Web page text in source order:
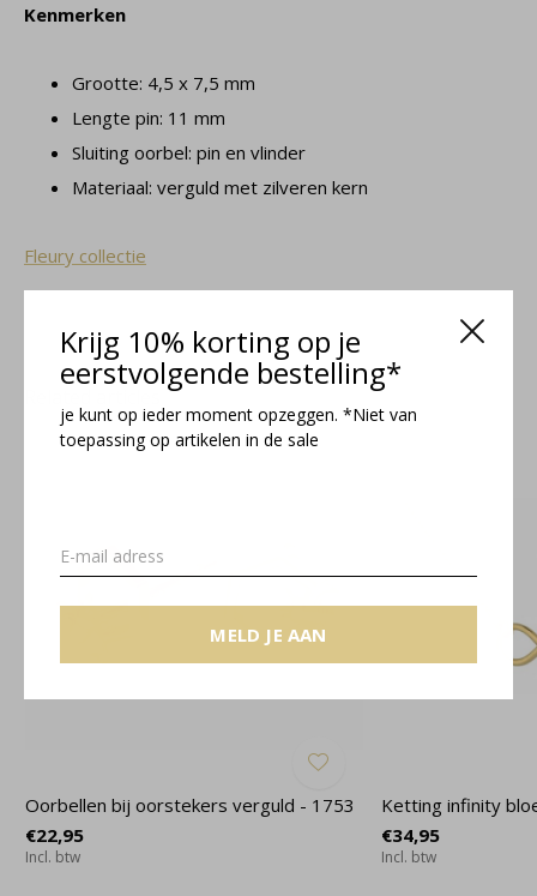
Krijg 10% korting op je
eerstvolgende bestelling*
je kunt op ieder moment opzeggen. *Niet van
toepassing op artikelen in de sale
MELD JE AAN
Kenmerken
Grootte: 4,5 x 7,5 mm
Lengte pin: 11 mm
Sluiting oorbel: pin en vlinder
Materiaal: verguld met zilveren kern
Fleury collectie
Oorbellen bij oorstekers verguld - 1753
€22,95
Incl. btw
Ketting infinity
€34,95
Incl. btw